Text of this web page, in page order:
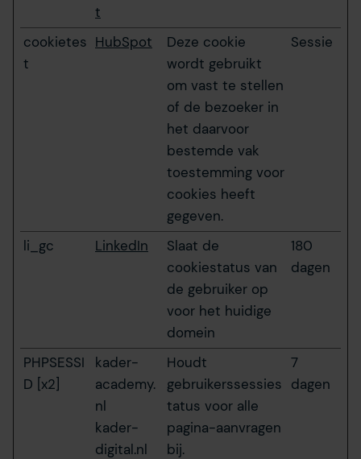
t
cookietes
t
HubSpot
Deze cookie
wordt gebruikt
om vast te stellen
of de bezoeker in
het daarvoor
bestemde vak
toestemming voor
cookies heeft
gegeven.
Sessie
li_gc LinkedIn
Slaat de
cookiestatus van
de gebruiker op
voor het huidige
domein
180
dagen
PHPSESSI
D [x2]
kader-
academy.
nl
kader-
digital.nl
Houdt
gebruikerssessies
tatus voor alle
pagina-aanvragen
bij.
7
dagen